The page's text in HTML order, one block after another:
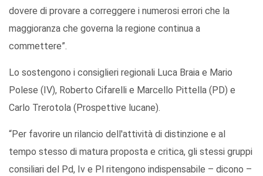
dovere di provare a correggere i numerosi errori che la
maggioranza che governa la regione continua a
commettere”.
Lo sostengono i consiglieri regionali Luca Braia e Mario
Polese (IV), Roberto Cifarelli e Marcello Pittella (PD) e
Carlo Trerotola (Prospettive lucane).
“Per favorire un rilancio dell'attività di distinzione e al
tempo stesso di matura proposta e critica, gli stessi gruppi
consiliari del Pd, Iv e Pl ritengono indispensabile – dicono –